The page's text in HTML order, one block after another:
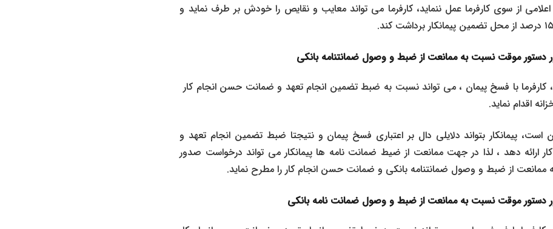
از سوی کارفرما عمل ننماید، کارفرما می تواند معایب و نقایص را خودش بر طرف نماید و
موقت نسبت به ممانعت از ضبط و وصول ضمانتنامه بانکی
کارفرما با فسخ پیمان ، می تواند نسبت به ضبط تضمین انجام تعهد و ضمانت حسن انجام کار
اقدام نماید.
پیمانکار بتواند دلایلی دال بر اعتباری فسخ پیمان و نتیجتا ضبط تضمین انجام تعهد و
ارائه دهد ، لذا در جهت ممانعت از ضیط ضمانت نامه ها پیمانکار می تواند درخواست صدور
از ضبط و وصول ضمانتنامه بانکی و ضمانت حسن انجام کار را مطرح نماید.
دستور موقت نسبت به ممانعت از ضبط و وصول ضمانت نامه بانکی